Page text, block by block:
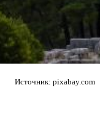
Источник: pixabay.com